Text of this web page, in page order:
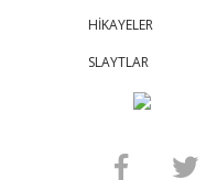
HİKAYELER
SLAYTLAR